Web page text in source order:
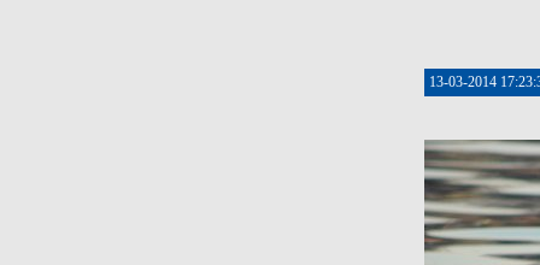
13-03-2014